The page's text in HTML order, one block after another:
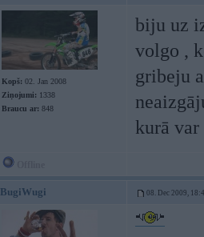
Kopš: 02. Jan 2008
Ziņojumi: 1338
Braucu ar: 848
biju uz
volgo ,
gribeju
kurā
BugiWugi 08. Dec 2009,